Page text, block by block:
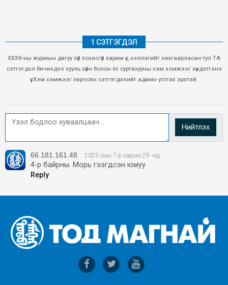
1 СЭТГЭГДЭЛ
ХХЗХ-ны журмын дагуу зүй зохисгүй зарим үг, хэллэгийг хязгаарласан тул ТА
сэтгэгдэл бичихдээ хууль зүйн болон ёс суртахууны хэм хэмжээг хүндэтгэнэ
үү. Хэм хэмжээг зөрчсөн сэтгэгдэлийг админ устгах эрхтэй.
Нийтлэх
66.181.161.48 2025 оны 7-р сарын 29 -нд
4-р байрны. Морь гээгдсэн юмуу
Reply